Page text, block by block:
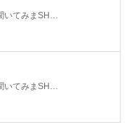
てみまSH…
てみまSH…